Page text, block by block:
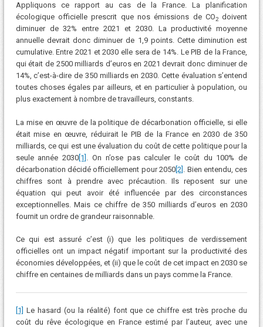
Appliquons ce rapport au cas de la France. La planification
écologique officielle prescrit que nos émissions de CO2doivent
diminuer de 32% entre 2021 et 2030. La productivité moyenne
annuelle devrait donc diminuer de 1,9 points. Cette diminution est
cumulative. Entre 2021 et 2030 elle sera de 14%. Le PIB de la France,
qui était de 2500 milliards d’euros en 2021 devrait donc diminuer de
14%, c’est-à-dire de 350 milliards en 2030. Cette évaluation s’entend
toutes choses égales par ailleurs, et en particulier à population, ou
plus exactement à nombre de travailleurs, constants.
La mise en œuvre de la politique de décarbonation officielle, si elle
était mise en œuvre, réduirait le PIB de la France en 2030 de 350
milliards, ce qui est une évaluation du coût de cette politique pour la
seule année 2030[1]
. On n’ose pas calculer le coût du 100% de
décarbonation décidé officiellement pour 2050[2] . Bien entendu, ces
chiffres sont à prendre avec précaution. Ils reposent sur une
équation qui peut avoir été influencée par des circonstances
exceptionnelles. Mais ce chiffre de 350 milliards d’euros en 2030
fournit un ordre de grandeur raisonnable.
Ce qui est assuré c’est (i) que les politiques de verdissement
officielles ont un impact négatif important sur la productivité des
économies développées, et (ii) que le coût de cet impact en 2030 se
chiffre en centaines de milliards dans un pays comme la France.
[1] Le hasard (ou la réalité) font que ce chiffre est très proche du
coût du rêve écologique en France estimé par l’auteur, avec une